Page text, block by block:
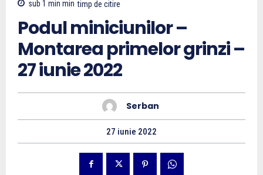
sub 1 min min timp de citire
Podul miniciunilor –
Montarea primelor grinzi –
27 iunie 2022
Serban
27 iunie 2022